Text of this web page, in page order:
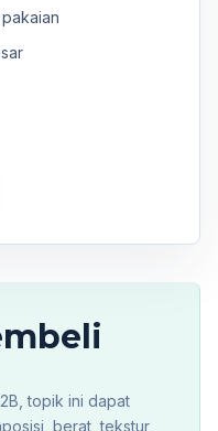
topik ini dapat
berat, tekstur